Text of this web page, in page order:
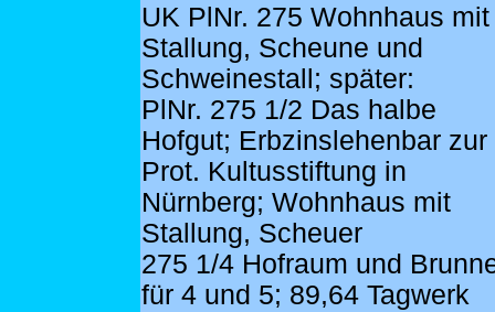
UK PlNr. 275 Wohnhaus mit
Stallung, Scheune und
Schweinestall; später:
PlNr. 275 1/2 Das halbe
Hofgut; Erbzinslehenbar zur
Prot. Kultusstiftung in
Nürnberg; Wohnhaus mit
Stallung, Scheuer
275 1/4 Hofraum und
für 4 und 5; 89,64 Tagwerk